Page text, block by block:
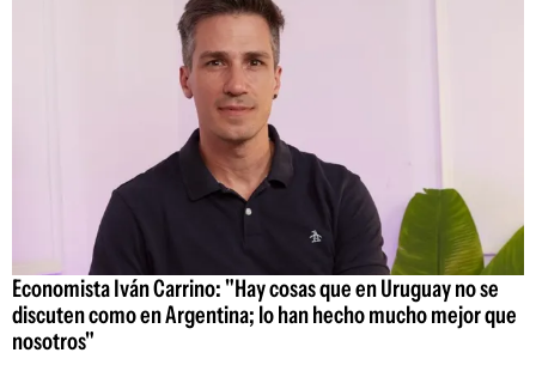
Economista Iván Carrino: "Hay cosas que en Uruguay no se
discuten como en Argentina; lo han hecho mucho mejor que
nosotros"